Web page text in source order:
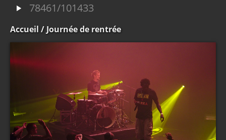
78461/101433
Accueil / Journée de rentrée